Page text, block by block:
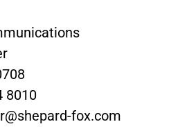
8010
fox.com